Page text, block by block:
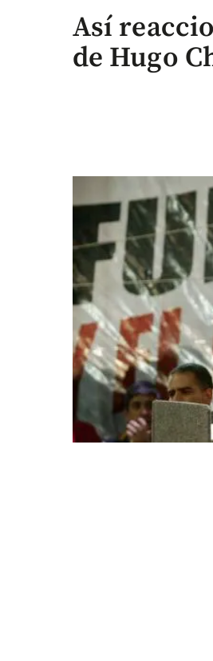
Así
de Hugo